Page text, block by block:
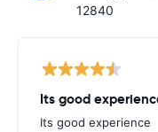
12840
Its good
Its good experience